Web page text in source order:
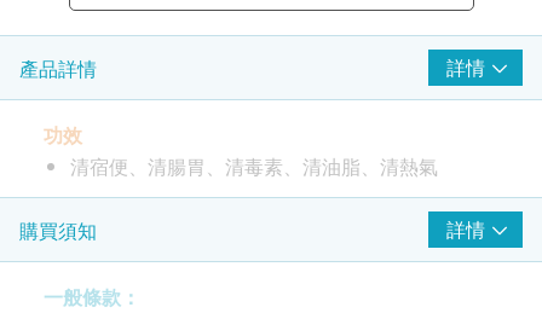
產品詳情 詳情
功效
清宿便、清腸胃、清毒素、清油脂、清熱氣
成份
5種綠野菜萃取 (青瓜、西芹、青椒、苦瓜、青蘋果)、
蘆薈精華、綠茶萃取、有機大麥苗粉、黃金小麥纖維
購買須知 詳情
一般條款：